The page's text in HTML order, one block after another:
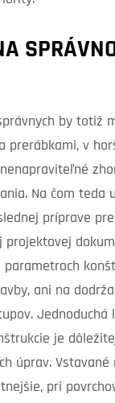
by totiž
prerábkami, v
Na čom teda
príprave
projektovej
parametroch
ani na
Jednoduchá
je
úprav.
pri